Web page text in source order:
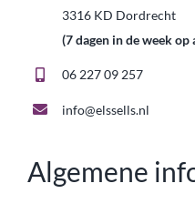
3316 KD Dordrecht
(7 dagen in de week op
06 227 09 257
info@elssells.nl
Algemene